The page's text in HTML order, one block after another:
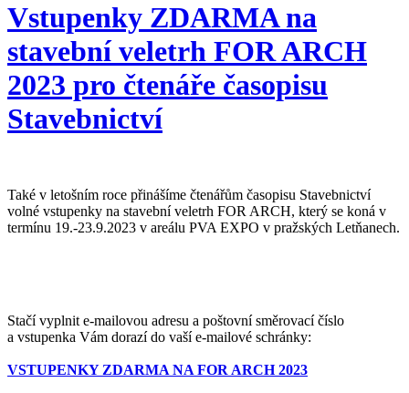
Vstupenky ZDARMA na
stavební veletrh FOR ARCH
2023 pro čtenáře časopisu
Stavebnictví
Také v letošním roce přinášíme čtenářům časopisu Stavebnictví
volné vstupenky na stavební veletrh FOR ARCH, který se koná v
termínu 19.-23.9.2023 v areálu PVA EXPO v pražských Letňanech.
Stačí vyplnit e-mailovou adresu a poštovní směrovací číslo
a vstupenka Vám dorazí do vaší e-mailové schránky:
VSTUPENKY ZDARMA NA FOR ARCH 2023